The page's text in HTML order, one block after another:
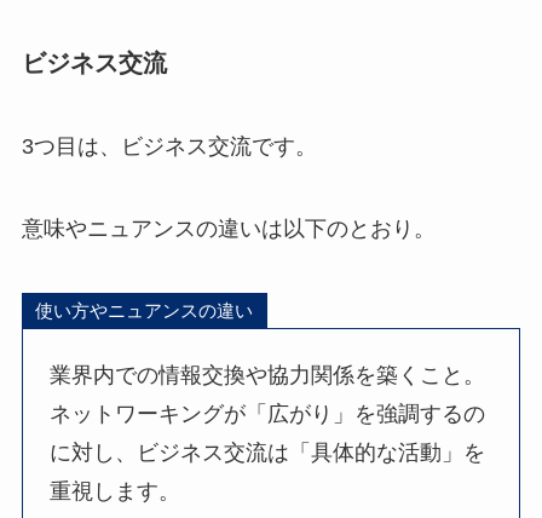
ビジネス交流
3つ目は、ビジネス交流です。
意味やニュアンスの違いは以下のとおり。
使い方やニュアンスの違い
業界内での情報交換や協力関係を築くこと。
ネットワーキングが「広がり」を強調するの
に対し、ビジネス交流は「具体的な活動」を
重視します。